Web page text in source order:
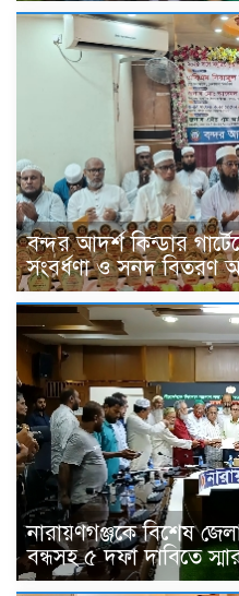
বন্দর আদর্শ কিন্ডার
সংবর্ধণা ও সনদ বিতরণ
নারায়ণগঞ্জকে বিশেষ
বন্ধসহ ৫ দফা দাবিতে